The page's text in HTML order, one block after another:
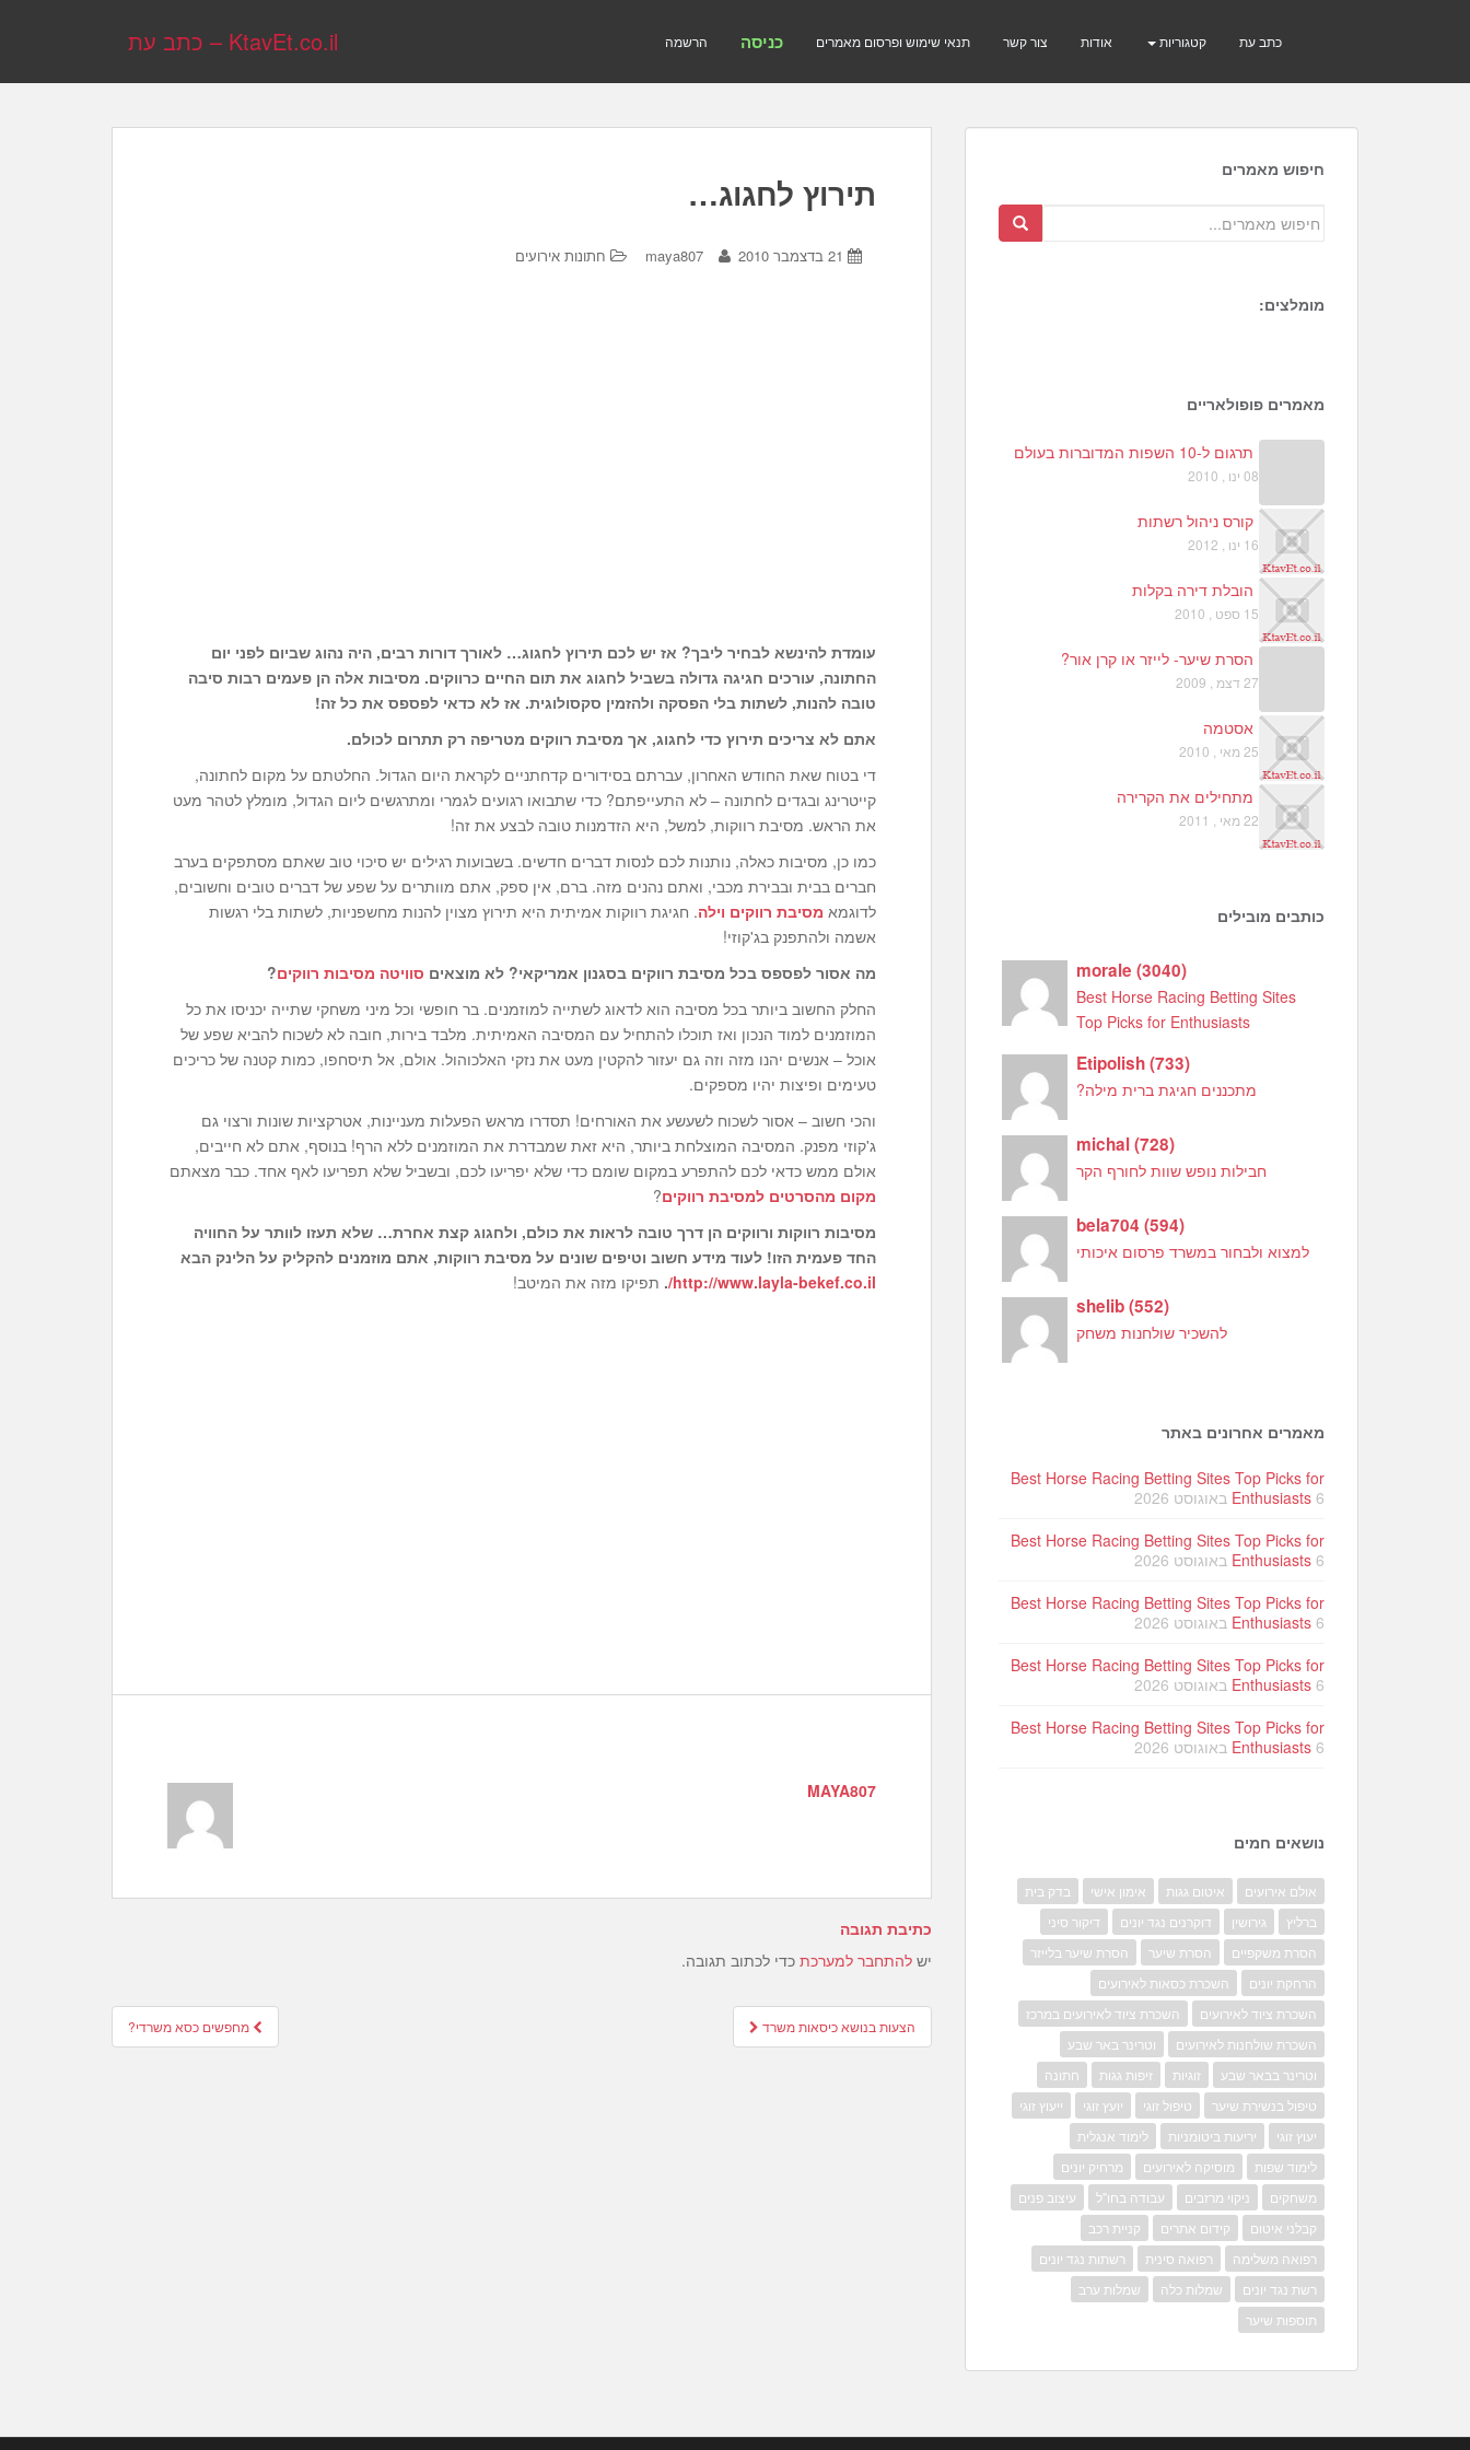
KtavEt.co.il – כתב עת הרשמה כניסה תנאי שימוש ופרסום מאמרים צור קשר אודות קטגוריות כתב עת
תירוץ לחגוג…
21 בדצמבר 2010 maya807 חתונות אירועים
עומדת להינשא לבחיר ליבך? אז יש לכם תירוץ לחגוג… לאורך דורות רבים, היה נהוג שביום לפני יום
החתונה, עורכים חגיגה גדולה בשביל לחגוג את תום החיים כרווקים. מסיבות אלה הן פעמים רבות סיבה
טובה להנות, לשתות בלי הפסקה ולהזמין סקסולוגית. אז לא כדאי לפספס את כל זה!
אתם לא צריכים תירוץ כדי לחגוג, אך מסיבת רווקים מטריפה רק תתרום לכולם.
די בטוח שאת החודש האחרון, עברתם בסידורים קדחתניים לקראת היום הגדול. החלטתם על מקום לחתונה,
קייטרינג ובגדים לחתונה – לא התעייפתם? כדי שתבואו רגועים לגמרי ומתרגשים ליום הגדול, מומלץ לטהר מעט
את הראש. מסיבת רווקות, למשל, היא הזדמנות טובה לבצע את זה!
כמו כן, מסיבות כאלה, נותנות לכם לנסות דברים חדשים. בשבועות רגילים יש סיכוי טוב שאתם מסתפקים בערב
חברים בבית ובבירת מכבי, ואתם נהנים מזה. ברם, אין ספק, אתם מוותרים על שפע של דברים טובים וחשובים,
לדוגמא מסיבת רווקים וילה. חגיגת רווקות אמיתית היא תירוץ מצוין להנות מחשפניות, לשתות בלי רגשות
אשמה ולהתפנק בג'קוזי!
מה אסור לפספס בכל מסיבת רווקים בסגנון אמריקאי? לא מוצאים סוויטה מסיבות רווקים?
החלק החשוב ביותר בכל מסיבה הוא לדאוג לשתייה למוזמנים. בר חופשי וכל מיני משחקי שתייה יכניסו את כל
המוזמנים למוד הנכון ואז תוכלו להתחיל עם המסיבה האמיתית. מלבד בירות, חובה לא לשכוח להביא שפע של
אוכל – אנשים יהנו מזה וזה גם יעזור להקטין מעט את נזקי האלכוהול. אולם, אל תיסחפו, כמות קטנה של כריכים
טעימים ופיצות יהיו מספקים.
והכי חשוב – אסור לשכוח לשעשע את האורחים! תסדרו מראש הפעלות מעניינות, אטרקציות שונות ורצוי גם
ג'קוזי מפנק. המסיבה המוצלחת ביותר, היא זאת שמבדרת את המוזמנים ללא הרף! בנוסף, אתם לא חייבים,
אולם ממש כדאי לכם להתפרע במקום שומם כדי שלא יפריעו לכם, ובשביל שלא תפריעו לאף אחד. כבר מצאתם
מקום מהסרטים למסיבת רווקים?
מסיבות רווקות ורווקים הן דרך טובה לראות את כולם, ולחגוג קצת אחרת… שלא תעזו לוותר על החוויה
החד פעמית הזו! לעוד מידע חשוב וטיפים שונים על מסיבת רווקות, אתם מוזמנים להקליק על הלינק הבא
http://www.layla-bekef.co.il/
. תפיקו מזה את המיטב!
MAYA807
כתיבת תגובה
יש להתחבר למערכת כדי לכתוב תגובה.
Post
navigation
מחפשים כסא משרדי? הצעות בנושא כיסאות משרד
חיפוש מאמרים
מומלצים:
4
מאמרים פופולאריים
תרגום ל-10 השפות המדוברות בעולם
08 ינו , 2010
קורס ניהול רשתות
16 ינו , 2012
הובלת דירה בקלות
15 ספט , 2010
הסרת שיער- לייזר או קרן אור?
27 דצמ , 2009
אסטמה
25 מאי , 2010
מתחילים את הקרירה
22 מאי , 2011
כותבים מובילים
morale(3040)
Best Horse Racing Betting Sites
Top Picks for Enthusiasts
Etipolish(733)
מתכננים חגיגת ברית מילה?
michal(728)
חבילות נופש שוות לחורף הקר
bela704(594)
למצוא ולבחור במשרד פרסום איכותי
shelib(552)
להשכיר שולחנות משחק
מאמרים אחרונים באתר
Best Horse Racing Betting Sites Top Picks for
Enthusiasts 6 באוגוסט 2026
Best Horse Racing Betting Sites Top Picks for
Enthusiasts 6 באוגוסט 2026
Best Horse Racing Betting Sites Top Picks for
Enthusiasts 6 באוגוסט 2026
Best Horse Racing Betting Sites Top Picks for
Enthusiasts 6 באוגוסט 2026
Best Horse Racing Betting Sites Top Picks for
Enthusiasts 6 באוגוסט 2026
נושאים חמים
אולם אירועים איטום גגות אימון אישי
בדק בית
ברליץ
גירושין דוקרנים נגד יונים
דיקור סיני
הסרת משקפיים
הסרת שיער
הסרת שיער בלייזר
הרחקת יונים
השכרת כסאות לאירועים
השכרת ציוד לאירועים
השכרת ציוד לאירועים במרכז
השכרת שולחנות לאירועים
וטרינר באר שבע
וטרינר בבאר שבע
זוגיות זיפות גגות
חתונה
טיפול בנשירת שיער
טיפול זוגי יועץ זוגי
ייעוץ זוגי
יעוץ זוגי
יריעות ביטומניות
לימוד אנגלית
לימוד שפות
מוסיקה לאירועים
מרחיק יונים
משחקים
ניקוי מרזבים עבודה בחו"ל
עיצוב פנים
קבלני איטום
קידום אתרים
קניית רכב
רפואה משלימה
רפואה סינית
רשתות נגד יונים
רשת נגד יונים
שמלות כלה
שמלות ערב
תוספות שיער